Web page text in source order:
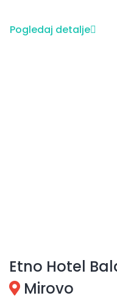
Pogledaj detalje
Etno Hotel
Mirovo